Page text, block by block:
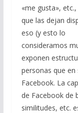
«me gusta»,
que las dejan
eso (y esto lo
consideramos
exponen
personas que
Facebook. La
de Facebook de
similitudes, etc.